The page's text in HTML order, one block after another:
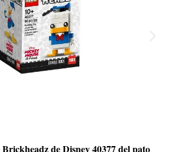
de Disney 40377 del pato